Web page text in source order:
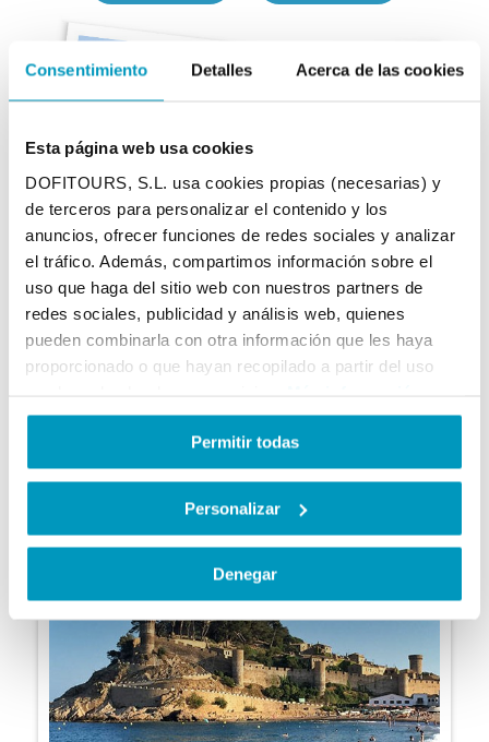
Consentimiento Detalles Acerca de las cookies
Esta página web usa cookies
DOFITOURS, S.L. usa cookies propias (necesarias) y
de terceros para personalizar el contenido y los
anuncios, ofrecer funciones de redes sociales y analizar
el tráfico. Además, compartimos información sobre el
uso que haga del sitio web con nuestros partners de
redes sociales, publicidad y análisis web, quienes
pueden combinarla con otra información que les haya
proporcionado o que hayan recopilado a partir del uso
Permitir todas
Personalizar
Denegar
InfoTossa